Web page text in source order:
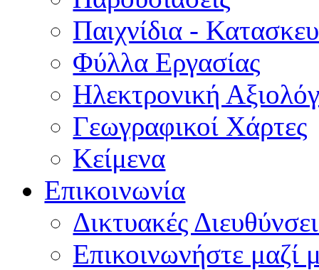
Παιχνίδια -
Φύλλα Εργασίας
Ηλεκτρονική
Γεωγραφικοί Χάρτες
Κείμενα
Επικοινωνία
Δικτυακές
Επικοινωνήστε μαζί